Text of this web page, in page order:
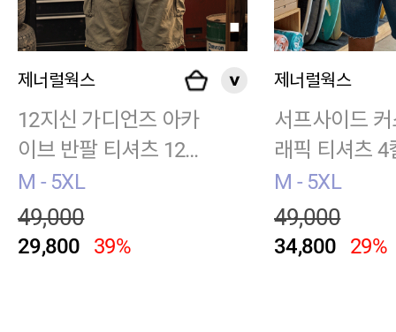
제너럴웍스
12지신 가디언즈 아카
이브 반팔 티셔츠 12종
BC035
M - 5XL
49,000
29,800 39%
제너럴웍스
서프사이드
래픽 티셔츠 4
29
M - 5XL
49,000
34,800 29%